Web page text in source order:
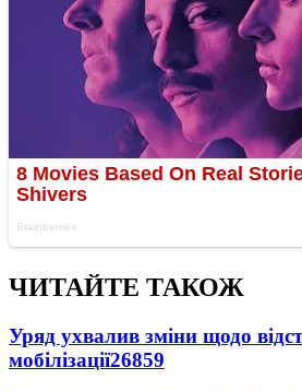
ЧИТАЙТЕ ТАКОЖ
Уряд ухвалив зміни щодо
мобілізації26859